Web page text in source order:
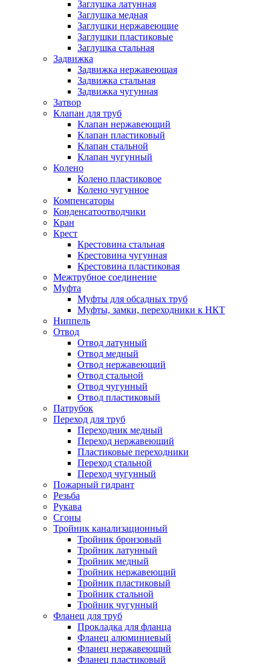
Заглушка латунная
Заглушка медная
Заглушки нержавеющие
Заглушки пластиковые
Заглушка стальная
Задвижка
Задвижка нержавеющая
Задвижка стальная
Задвижка чугунная
Затвор
Клапан для труб
Клапан нержавеющий
Клапан пластиковый
Клапан стальной
Клапан чугунный
Колено
Колено пластиковое
Колено чугунное
Компенсаторы
Конденсатоотводчики
Кран
Крест
Крестовина стальная
Крестовина чугунная
Крестовина пластиковая
Межтрубное соединение
Муфта
Муфты для обсадных труб
Муфты, замки, переходники к НКТ
Ниппель
Отвод
Отвод латунный
Отвод медный
Отвод нержавеющий
Отвод стальной
Отвод чугунный
Отвод пластиковый
Патрубок
Переход для труб
Переходник медный
Переход нержавеющий
Пластиковые переходники
Переход стальной
Переход чугунный
Пожарный гидрант
Резьба
Рукава
Сгоны
Тройник канализационный
Тройник бронзовый
Тройник латунный
Тройник медный
Тройник нержавеющий
Тройник пластиковый
Тройник стальной
Тройник чугунный
Фланец для труб
Прокладка для фланца
Фланец алюминиевый
Фланец нержавеющий
Фланец пластиковый